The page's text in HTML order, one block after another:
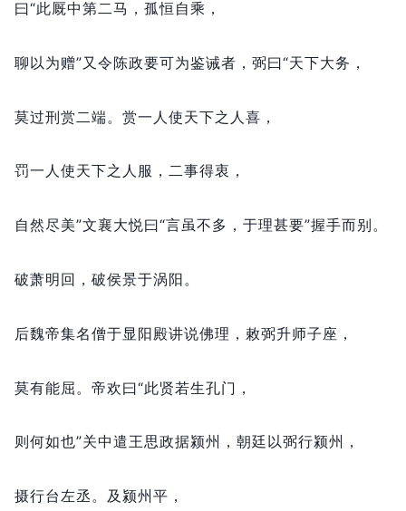
曰“此厩中第二马， 孤恒自乘，
聊以为赠”又令陈政要可为鉴诫者， 弼曰“天下大务，
莫过刑赏二端。 赏一人使天下之人喜，
罚一人使天下之人服， 二事得衷，
自然尽美”文襄大悦曰“言虽不多， 于理甚要”握手而别。
破萧明回， 破侯景于涡阳。
后魏帝集名僧于显阳殿讲说佛理， 敕弼升师子座，
莫有能屈。 帝欢曰“此贤若生孔门，
则何如也”关中遣王思政据颍州， 朝廷以弼行颍州，
摄行台左丞。 及颍州平，